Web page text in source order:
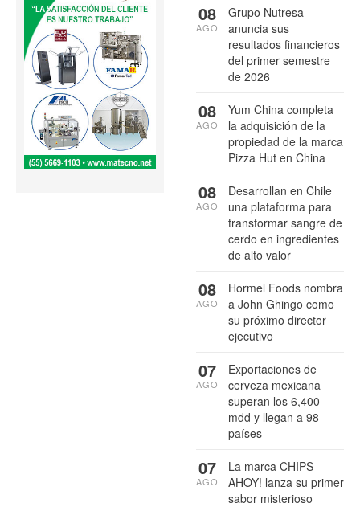
Grupo Nutresa
anuncia sus
resultados financieros
del primer semestre
de 2026
08
AGO
Yum China completa
la adquisición de la
propiedad de la marca
Pizza Hut en China
08
AGO
Desarrollan en Chile
una plataforma para
transformar sangre de
cerdo en ingredientes
de alto valor
08
AGO
Hormel Foods nombra
a John Ghingo como
su próximo director
ejecutivo
08
AGO
Exportaciones de
cerveza mexicana
superan los 6,400
mdd y llegan a 98
países
07
AGO
La marca CHIPS
AHOY! lanza su primer
sabor misterioso
07
AGO